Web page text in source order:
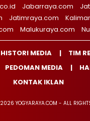
Jabarraya.com
Jatimraya.com
Malukuraya.com
HISTORI MEDIA
TIM
PEDOMAN MEDIA
KONTAK IKLAN
YOGYARAYA.COM - ALL